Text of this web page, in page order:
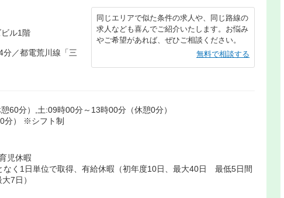
ル1階
／都電荒川線「三
同じエリアで似た条件の求人や、同じ路線の
求人なども喜んでご紹介いたします。お悩み
やご希望があれば、ぜひご相談ください。
無料で相談する
60分）,土:09時00分～13時00分（休憩0分）
分） ※シフト制
児休暇
く1日単位で取得、有給休暇（初年度10日、最大40日 最低5日間
7日）